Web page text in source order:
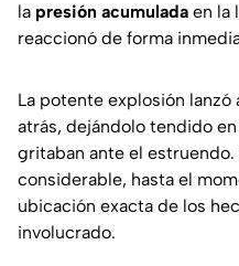
la presión acumulada en la
reaccionó de forma
La potente explosión
atrás, dejándolo tendido
gritaban ante el
considerable, hasta el
ubicación exacta de los
involucrado.